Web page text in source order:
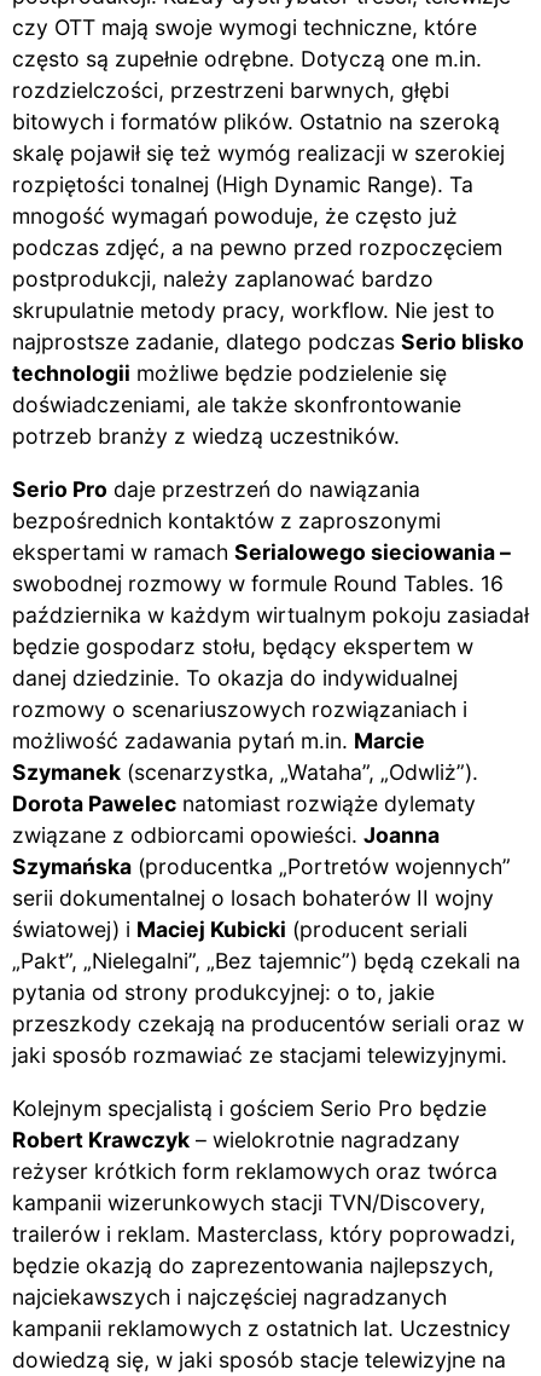
czy OTT mają swoje wymogi techniczne, które
często są zupełnie odrębne. Dotyczą one m.in.
rozdzielczości, przestrzeni barwnych, głębi
bitowych i formatów plików. Ostatnio na szeroką
skalę pojawił się też wymóg realizacji w szerokiej
rozpiętości tonalnej (High Dynamic Range). Ta
mnogość wymagań powoduje, że często już
podczas zdjęć, a na pewno przed rozpoczęciem
postprodukcji, należy zaplanować bardzo
skrupulatnie metody pracy, workflow. Nie jest to
najprostsze zadanie, dlatego podczas Serio blisko
technologii możliwe będzie podzielenie się
doświadczeniami, ale także skonfrontowanie
potrzeb branży z wiedzą uczestników.
Serio Pro daje przestrzeń do nawiązania
bezpośrednich kontaktów z zaproszonymi
ekspertami w ramach Serialowego sieciowania –
swobodnej rozmowy w formule Round Tables. 16
października w każdym wirtualnym pokoju zasiadał
będzie gospodarz stołu, będący ekspertem w
danej dziedzinie. To okazja do indywidualnej
rozmowy o scenariuszowych rozwiązaniach i
możliwość zadawania pytań m.in. Marcie
Szymanek (scenarzystka, „Wataha”, „Odwliż”).
Dorota Pawelec natomiast rozwiąże dylematy
związane z odbiorcami opowieści. Joanna
Szymańska (producentka „Portretów wojennych”
serii dokumentalnej o losach bohaterów II wojny
światowej) i Maciej Kubicki (producent seriali
„Pakt”, „Nielegalni”, „Bez tajemnic”) będą czekali na
pytania od strony produkcyjnej: o to, jakie
przeszkody czekają na producentów seriali oraz w
jaki sposób rozmawiać ze stacjami telewizyjnymi.
Kolejnym specjalistą i gościem Serio Pro będzie
Robert Krawczyk – wielokrotnie nagradzany
reżyser krótkich form reklamowych oraz twórca
kampanii wizerunkowych stacji TVN/Discovery,
trailerów i reklam. Masterclass, który poprowadzi,
będzie okazją do zaprezentowania najlepszych,
najciekawszych i najczęściej nagradzanych
kampanii reklamowych z ostatnich lat. Uczestnicy
dowiedzą się, w jaki sposób stacje telewizyjne na